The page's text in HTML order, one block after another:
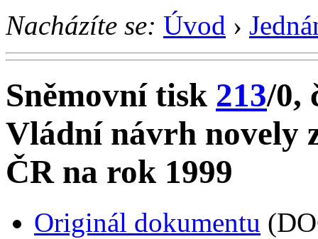
Nacházíte se: Úvod ›
Sněmovní tisk 213/0,
Vládní návrh novely
ČR na rok 1999
Originál dokumentu